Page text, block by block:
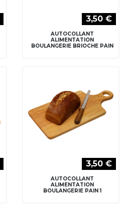
3,50 €
AUTOCOLLANT
ALIMENTATION
BOULANGERIE BRIOCHE PAIN
3,50 €
AUTOCOLLANT
ALIMENTATION
BOULANGERIE PAIN 1